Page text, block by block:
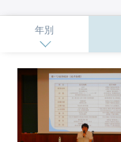
年別